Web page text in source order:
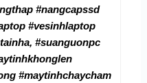
#nangcapssd
#vesinhlaptop
#suanguonpc
#maytinhchaycham